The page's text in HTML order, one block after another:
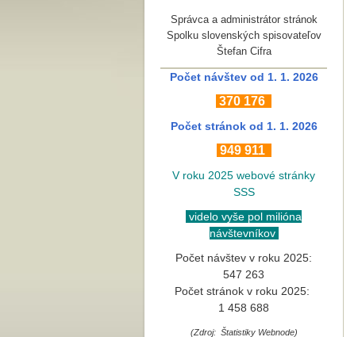
Správca a administrátor stránok
Spolku slovenských spisovateľov
Štefan Cifra
Počet návštev od 1. 1. 2026
370 176
Počet stránok od 1. 1. 2026
949 911
V roku 2025 webové stránky
SSS
videlo vyše pol milióna
návštevníkov
Počet návštev v roku 2025:
547 263
Počet stránok v roku 2025:
1 458 688
(Zdroj: Štatistiky Webnode)